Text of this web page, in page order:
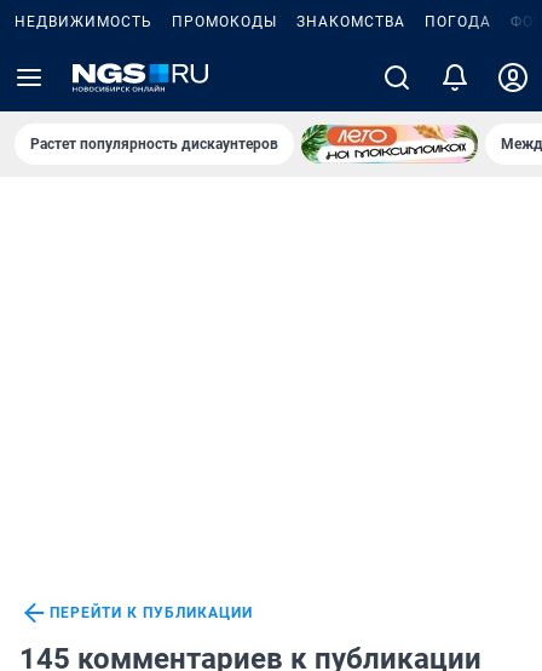
НЕДВИЖИМОСТЬ ПРОМОКОДЫ ЗНАКОМСТВА ПОГОДА
Растет популярность дискаунтеров
ПЕРЕЙТИ К ПУБЛИКАЦИИ
145 комментариев к публикации